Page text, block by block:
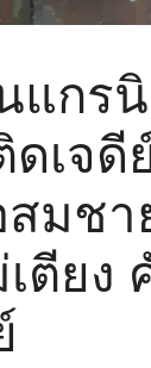
แกร
เจดี
มชา
ตียง